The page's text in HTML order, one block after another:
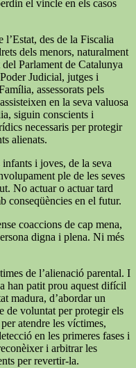
el vincle en els casos
l’Estat, des de la Fiscalia
dels menors, naturalment
Parlament de Catalunya
Judicial, jutges i
assessorats pels
en la seva valuosa
siguin conscients i
necessaris per protegir
alienats.
i joves, de la seva
ple de les seves
No actuar o actuar tard
conseqüències en el futur.
coaccions de cap mena,
digna i plena. Ni més
de l’alienació parental. I
han patit prou aquest difícil
madura, d’abordar un
de voluntat per protegir els
atendre les víctimes,
en les primeres fases i
i arbitrar les
per revertir-la.